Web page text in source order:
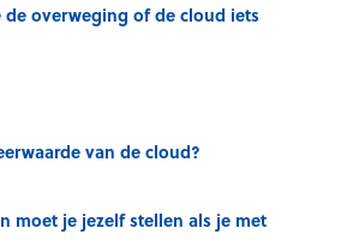
de overweging of de cloud iets
van de cloud?
moet je jezelf stellen als je met